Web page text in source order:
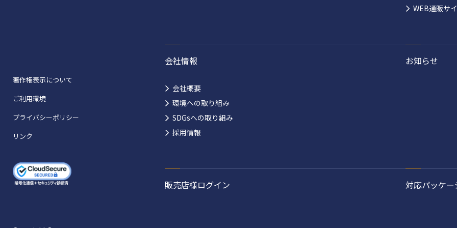
著作権表示について
ご利用環境
プライバシーポリシー
リンク
WEB通販サ
会社情報
会社概要
環境への取り組み
SDGsへの取り組み
採用情報
お知らせ
販売店様ログイン 対応パッケー